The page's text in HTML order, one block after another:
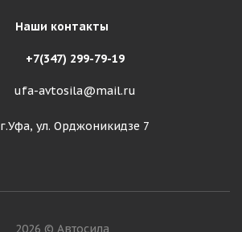
Наши контакты
+7(347) 299-79-19
ufa-avtosila@mail.ru
г.Уфа, ул. Орджоникидзе 7
2026 © Автосила